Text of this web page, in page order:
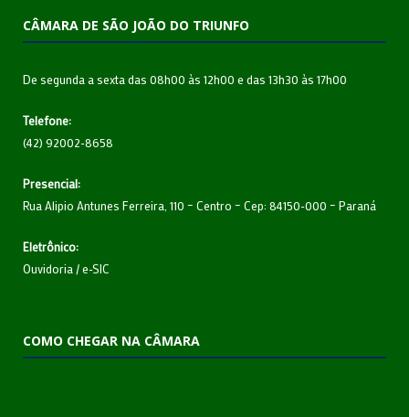
CÂMARA DE SÃO JOÃO DO TRIUNFO
De segunda a sexta das 08h00 às 12h00 e das 13h30 às 17h00
Telefone:
(42) 92002-8658
Presencial:
Rua Alipio Antunes Ferreira, 110 – Centro – Cep: 84150-000 – Paraná
Eletrônico:
Ouvidoria /e-SIC
COMO CHEGAR NA CÂMARA